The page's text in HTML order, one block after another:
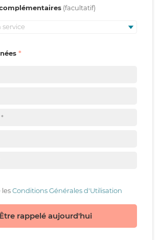
service
lesConditions Générales d'Utilisation
Être rappelé aujourd'hui